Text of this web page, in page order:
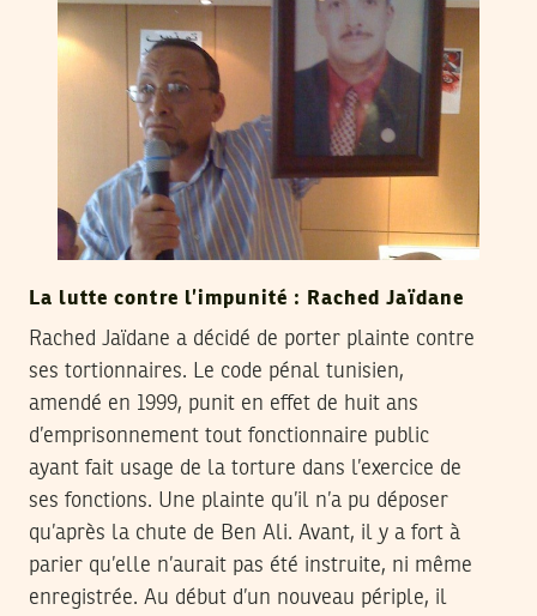
La lutte contre l’impunité : Rached Jaïdane
Rached Jaïdane a décidé de porter plainte contre
ses tortionnaires. Le code pénal tunisien,
amendé en 1999, punit en effet de huit ans
d’emprisonnement tout fonctionnaire public
ayant fait usage de la torture dans l’exercice de
ses fonctions. Une plainte qu’il n’a pu déposer
qu’après la chute de Ben Ali. Avant, il y a fort à
parier qu’elle n’aurait pas été instruite, ni même
enregistrée. Au début d’un nouveau périple, il